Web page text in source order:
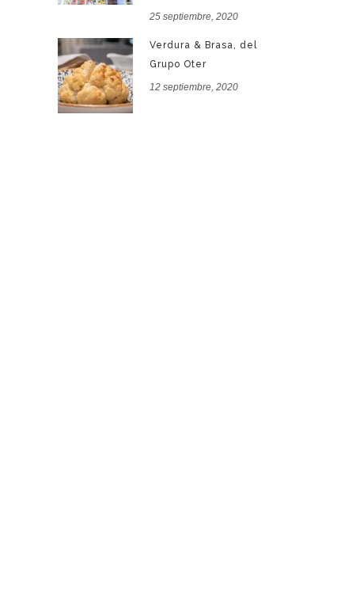
25 septiembre, 2020
Verdura & Brasa, del
Grupo Oter
12 septiembre, 2020